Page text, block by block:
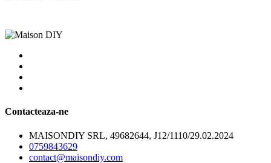
Contacteaza-ne
MAISONDIY SRL, 49682644, J12/1110/29.02.2024
0759843629
contact@maisondiy.com